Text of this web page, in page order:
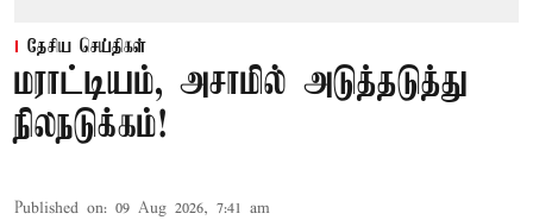
தேசிய செய்திகள்
மராட்டியம், அசாமில் அடுத்தடுத்து
நிலநடுக்கம்!
Published on: 09 Aug 2026, 7:41 am